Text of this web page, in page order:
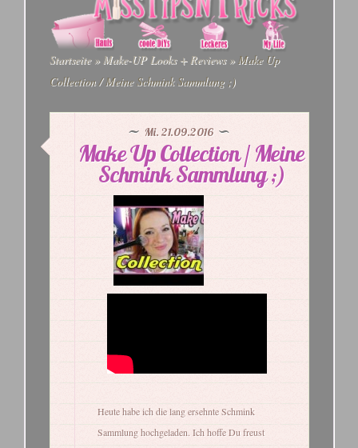
Startseite » Make-UP Looks + Reviews »Make Up
Collection / Meine Schmink Sammlung ;)
Mi. 21.09.2016
Make Up Collection / Meine
Schmink Sammlung ;)
Heute habe ich die lang ersehnte Schmink
Sammlung hochgeladen. Ich hoffe Du freust